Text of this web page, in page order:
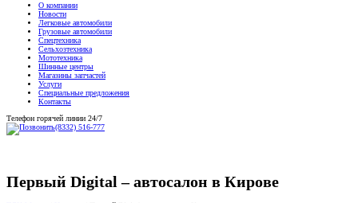
О компании
Новости
Легковые автомобили
Грузовые автомобили
Спецтехника
Сельхозтехника
Мототехника
Шинные центры
Магазины запчастей
Услуги
Специальные предложения
Контакты
Телефон горячей линии 24/7
(8332) 516-777
Первый Digital – автосалон в Кирове